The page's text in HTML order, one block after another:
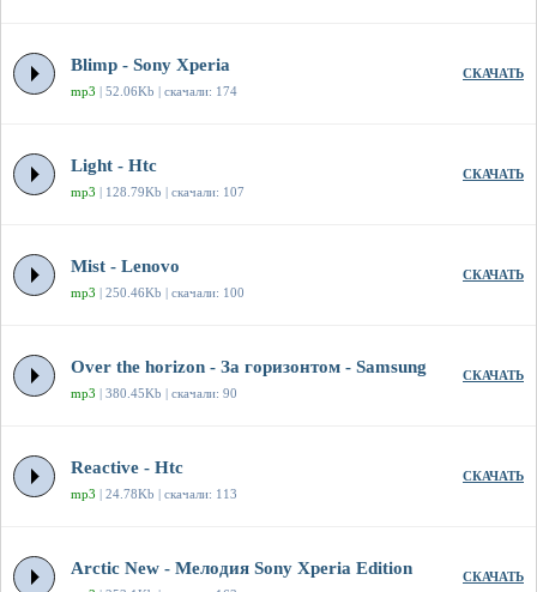
Blimp - Sony Xperia
mp3 | 52.06Kb | скачали: 174
СКАЧАТЬ
Light - Htc
mp3 | 128.79Kb | скачали: 107
СКАЧАТЬ
Mist - Lenovo
mp3 | 250.46Kb | скачали: 100
СКАЧАТЬ
Over the horizon - За горизонтом - Samsung
mp3 | 380.45Kb | скачали: 90
СКАЧАТЬ
Reactive - Htc
mp3 | 24.78Kb | скачали: 113
СКАЧАТЬ
Arctic New - Мелодия Sony Xperia Edition СКАЧАТЬ